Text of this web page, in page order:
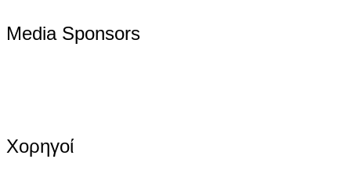
Media Sponsors
Χορηγοί